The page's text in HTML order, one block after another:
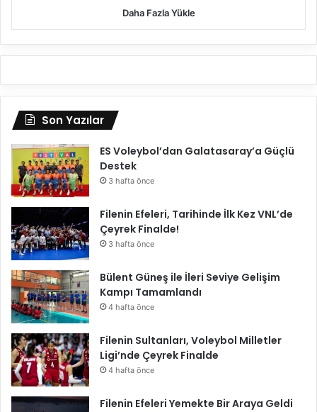
e
r
d
Daha Fazla Yükle
Son Yazılar
ES Voleybol’dan Galatasaray’a Güçlü
Destek
3 hafta önce
Filenin Efeleri, Tarihinde İlk Kez VNL’de
Çeyrek Finalde!
3 hafta önce
Bülent Güneş ile İleri Seviye Gelişim
Kampı Tamamlandı
4 hafta önce
Filenin Sultanları, Voleybol Milletler
Ligi’nde Çeyrek Finalde
4 hafta önce
Filenin Efeleri Yemekte Bir Araya Geldi